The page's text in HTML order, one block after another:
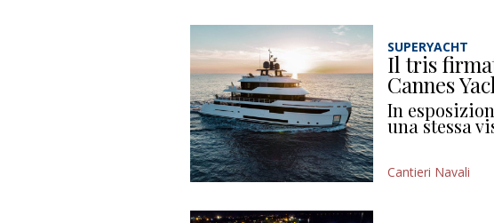
SUPERYACHT
Il tris
Cannes
In
una stessa
Cantieri Navali